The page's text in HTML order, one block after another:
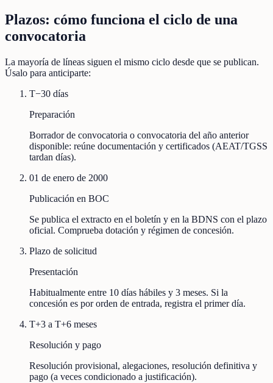
Plazos: cómo funciona el ciclo de una
convocatoria
La mayoría de líneas siguen el mismo ciclo desde que se publican.
Úsalo para anticiparte:
T−30 días
Preparación
Borrador de convocatoria o convocatoria del año anterior
disponible: reúne documentación y certificados (AEAT/TGSS
tardan días).
01 de enero de 2000
Publicación en BOC
Se publica el extracto en el boletín y en la BDNS con el plazo
oficial. Comprueba dotación y régimen de concesión.
Plazo de solicitud
Presentación
Habitualmente entre 10 días hábiles y 3 meses. Si la
concesión es por orden de entrada, registra el primer día.
T+3 a T+6 meses
Resolución y pago
Resolución provisional, alegaciones, resolución definitiva y
pago (a veces condicionado a justificación).